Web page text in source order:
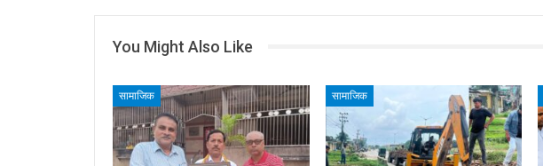
You Might Also Like
सामाजिक सामाजिक